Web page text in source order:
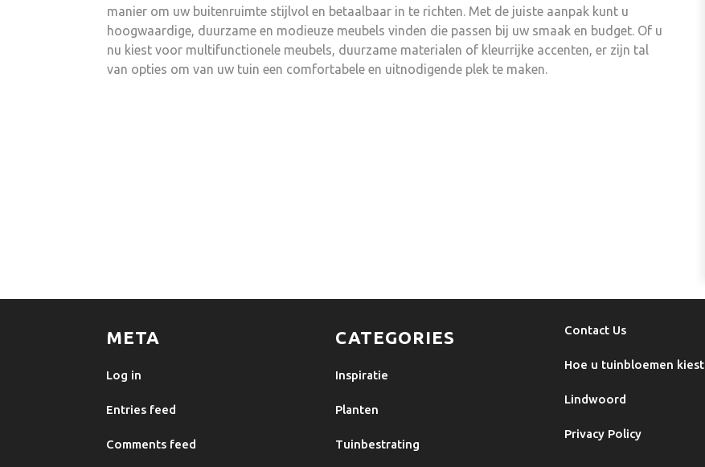
manier om uw buitenruimte stijlvol en betaalbaar in te richten. Met de juiste aanpak kunt u
hoogwaardige, duurzame en modieuze meubels vinden die passen bij uw smaak en budget. Of u
nu kiest voor multifunctionele meubels, duurzame materialen of kleurrijke accenten, er zijn tal
van opties om van uw tuin een comfortabele en uitnodigende plek te maken.
META
Log in
Entries feed
Comments feed
CATEGORIES
Inspiratie
Planten
Tuinbestrating
Contact Us
Hoe u tuinbloemen kiest
Lindwoord
Privacy Policy